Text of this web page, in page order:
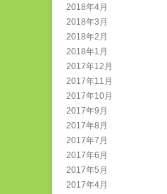
2018年4月
2018年3月
2018年2月
2018年1月
2017年12月
2017年11月
2017年10月
2017年9月
2017年8月
2017年7月
2017年6月
2017年5月
2017年4月